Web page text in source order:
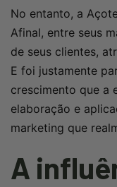
No entanto, a
Afinal, entre seus
de seus clientes,
E foi justamente
crescimento que a
elaboração e
marketing que
A